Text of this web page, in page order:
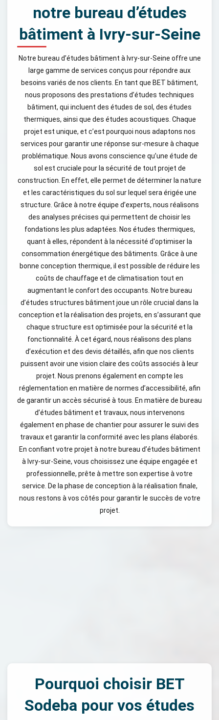
notre bureau d’études
bâtiment à Ivry-sur-Seine
Notre bureau d’études bâtiment à Ivry-sur-Seine offre une
large gamme de services conçus pour répondre aux
besoins variés de nos clients. En tant que BET bâtiment,
nous proposons des prestations d’études techniques
bâtiment, qui incluent des études de sol, des études
thermiques, ainsi que des études acoustiques. Chaque
projet est unique, et c’est pourquoi nous adaptons nos
services pour garantir une réponse sur-mesure à chaque
problématique. Nous avons conscience qu’une étude de
sol est cruciale pour la sécurité de tout projet de
construction. En effet, elle permet de déterminer la nature
et les caractéristiques du sol sur lequel sera érigée une
structure. Grâce à notre équipe d’experts, nous réalisons
des analyses précises qui permettent de choisir les
fondations les plus adaptées. Nos études thermiques,
quant à elles, répondent à la nécessité d'optimiser la
consommation énergétique des bâtiments. Grâce à une
bonne conception thermique, il est possible de réduire les
coûts de chauffage et de climatisation tout en
augmentant le confort des occupants. Notre bureau
d’études structures bâtiment joue un rôle crucial dans la
conception et la réalisation des projets, en s’assurant que
chaque structure est optimisée pour la sécurité et la
fonctionnalité. À cet égard, nous réalisons des plans
d’exécution et des devis détaillés, afin que nos clients
puissent avoir une vision claire des coûts associés à leur
projet. Nous prenons également en compte les
réglementation en matière de normes d’accessibilité, afin
de garantir un accès sécurisé à tous. En matière de bureau
d’études bâtiment et travaux, nous intervenons
également en phase de chantier pour assurer le suivi des
travaux et garantir la conformité avec les plans élaborés.
En confiant votre projet à notre bureau d’études bâtiment
à Ivry-sur-Seine, vous choisissez une équipe engagée et
professionnelle, prête à mettre son expertise à votre
service. De la phase de conception à la réalisation finale,
nous restons à vos côtés pour garantir le succès de votre
projet.
Pourquoi choisir BET
Sodeba pour vos études